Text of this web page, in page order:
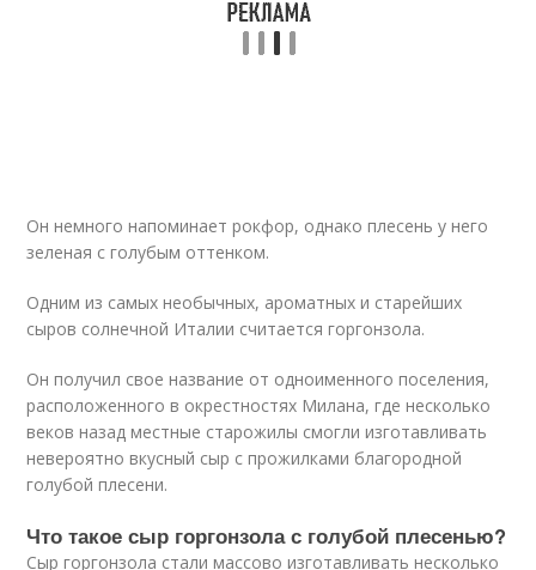
Он немного напоминает рокфор, однако плесень у него
зеленая с голубым оттенком.
Одним из самых необычных, ароматных и старейших
сыров солнечной Италии считается горгонзола.
Он получил свое название от одноименного поселения,
расположенного в окрестностях Милана, где несколько
веков назад местные старожилы смогли изготавливать
невероятно вкусный сыр с прожилками благородной
голубой плесени.
Что такое сыр горгонзола с голубой плесенью?
Сыр горгонзола стали массово изготавливать несколько